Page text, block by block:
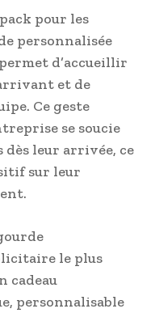
pour les
personnalisée
d’accueillir
et de
Ce geste
se soucie
dès leur arrivée, ce
sur leur
le plus
cadeau
personnalisable